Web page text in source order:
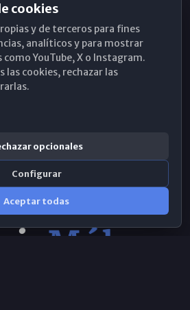
cookies
y de terceros para fines
analíticos y para mostrar
YouTube, X o Instagram.
las cookies, rechazar las
opcionales
Configurar
Aceptar todas